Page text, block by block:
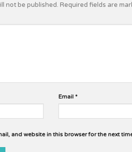
not be published. Required fields are
Email *
and website in this browser for the next